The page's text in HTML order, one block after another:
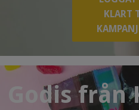
KLART
Godis